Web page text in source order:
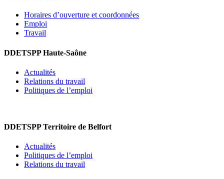
Horaires d’ouverture et coordonnées
Emploi
Travail
DDETSPP Haute-Saône
Actualités
Relations du travail
Politiques de l’emploi
DDETSPP Territoire de Belfort
Actualités
Politiques de l’emploi
Relations du travail